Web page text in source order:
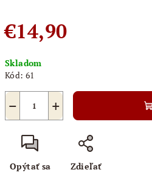
€14,90
cena:
Skladom
Kód: 61
+
−
Opýtať sa Zdieľať